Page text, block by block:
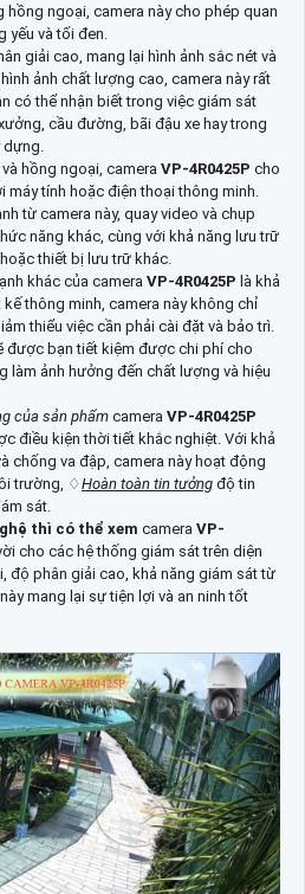
hồng ngoại, camera này cho phép quan
yếu và tối đen.
giải cao, mang lại hình ảnh sắc nét và
ảnh chất lượng cao, camera này rất
có thể nhận biết trong việc giám sát
cầu đường, bãi đậu xe hay trong
hồng ngoại, camera VP-4R0425P cho
tính hoặc điện thoại thông minh.
từ camera này, quay video và chụp
năng khác, cùng với khả năng lưu trữ
thiết bị lưu trữ khác.
khác của camera VP-4R0425P là khả
thông minh, camera này không chỉ
thiểu việc cần phải cài đặt và bảo trì.
được bạn tiết kiệm được chi phí cho
làm ảnh hưởng đến chất lượng và hiệu
của sản phẩm camera VP-4R0425P
điều kiện thời tiết khắc nghiệt. Với khả
chống va đập, camera này hoạt động
trường, ♢Hoàn toàn tin tưởng độ tin
sát.
thì có thể xem camera VP-
cho các hệ thống giám sát trên diện
độ phân giải cao, khả năng giám sát từ
mang lại sự tiện lợi và an ninh tốt